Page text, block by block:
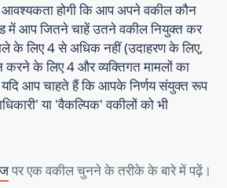
होगी कि आप अपने वकील कौन
में आप जितने चाहें उतने वकील नियुक्त कर
के लिए 4 से अधिक नहीं (उदाहरण के लिए,
करने के लिए 4 और व्यक्तिगत मामलों का
आप चाहते हैं कि आपके निर्णय संयुक्त रूप
या 'वैकल्पिक' वकीलों को भी
पर एक वकील चुनने के तरीके के बारे में पढ़ें।